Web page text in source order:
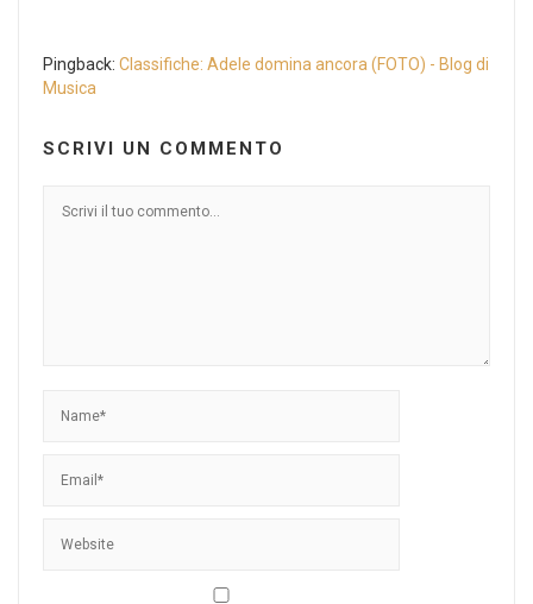
Pingback: Classifiche: Adele domina ancora (FOTO) - Blog di
Musica
SCRIVI UN COMMENTO